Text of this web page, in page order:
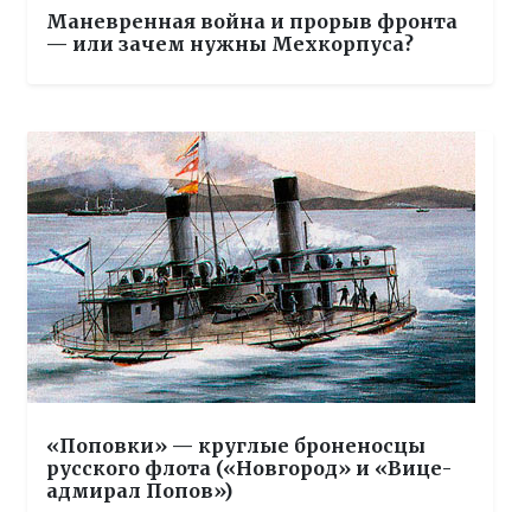
Маневренная война и прорыв фронта
— или зачем нужны Мехкорпуса?
«Поповки» — круглые броненосцы
русского флота («Новгород» и «Вице-
адмирал Попов»)